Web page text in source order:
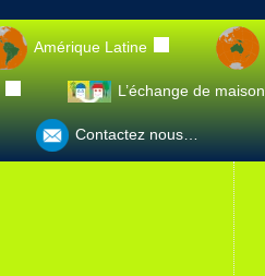
Amérique Latine
L’échange de maison
Contactez nous…